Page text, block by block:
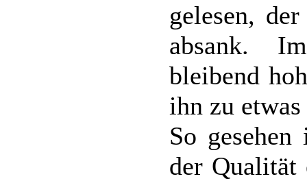
gelesen,
absank.
bleibend
ihn zu
So
der Qualität